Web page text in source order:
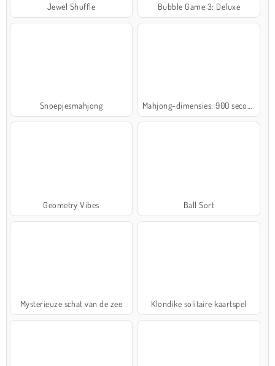
Jewel Shuffle Bubble Game 3: Deluxe
Snoepjesmahjong
Geometry Vibes Ball Sort
Mysterieuze schat van de zee Klondike solitaire kaartspel